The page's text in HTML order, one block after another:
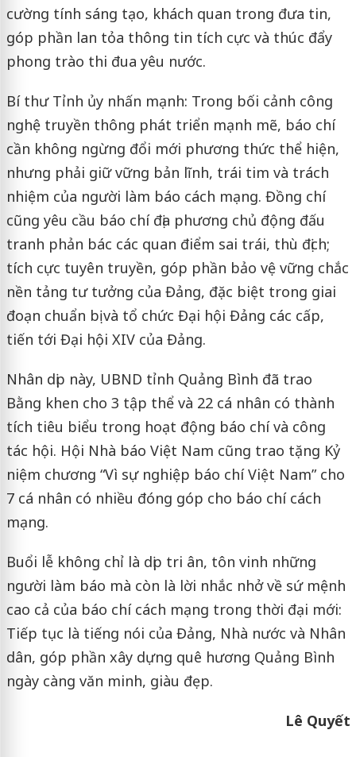
cường tính sáng tạo, khách quan trong đưa tin,
góp phần lan tỏa thông tin tích cực và thúc đẩy
phong trào thi đua yêu nước.
Bí thư Tỉnh ủy nhấn mạnh: Trong bối cảnh công
nghệ truyền thông phát triển mạnh mẽ, báo chí
cần không ngừng đổi mới phương thức thể hiện,
nhưng phải giữ vững bản lĩnh, trái tim và trách
nhiệm của người làm báo cách mạng. Đồng chí
cũng yêu cầu báo chí địa phương chủ động đấu
tranh phản bác các quan điểm sai trái, thù địch;
tích cực tuyên truyền, góp phần bảo vệ vững chắc
nền tảng tư tưởng của Đảng, đặc biệt trong giai
đoạn chuẩn bị và tổ chức Đại hội Đảng các cấp,
tiến tới Đại hội XIV của Đảng.
Nhân dịp này, UBND tỉnh Quảng Bình đã trao
Bằng khen cho 3 tập thể và 22 cá nhân có thành
tích tiêu biểu trong hoạt động báo chí và công
tác hội. Hội Nhà báo Việt Nam cũng trao tặng Kỷ
niệm chương “Vì sự nghiệp báo chí Việt Nam” cho
7 cá nhân có nhiều đóng góp cho báo chí cách
mạng.
Buổi lễ không chỉ là dịp tri ân, tôn vinh những
người làm báo mà còn là lời nhắc nhở về sứ mệnh
cao cả của báo chí cách mạng trong thời đại mới:
Tiếp tục là tiếng nói của Đảng, Nhà nước và Nhân
dân, góp phần xây dựng quê hương Quảng Bình
ngày càng văn minh, giàu đẹp.
Lê Quyết